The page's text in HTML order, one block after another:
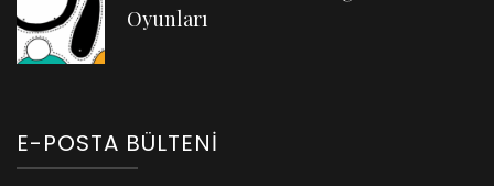
Oyunları
E-POSTA BÜLTENI